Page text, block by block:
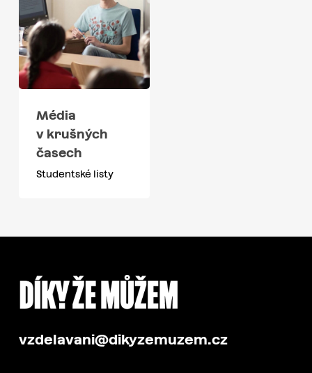
Média
v krušných
časech
Studentské listy
vzdelavani@dikyzemuzem.cz